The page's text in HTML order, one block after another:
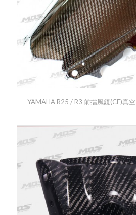
YAMAHA R25 / R3 前擋風鏡(CF)真空